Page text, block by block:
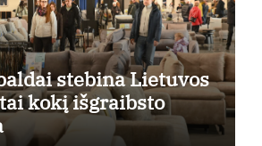
stebina Lietuvos
kokį išgraibsto